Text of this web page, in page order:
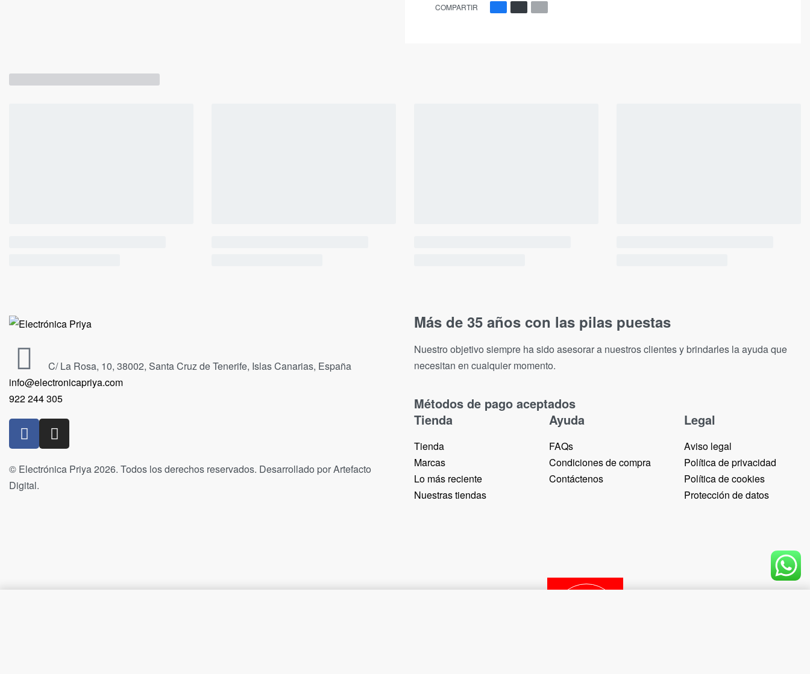
COMPARTIR
C/ La Rosa, 10, 38002, Santa Cruz de Tenerife, Islas Canarias, España
info@electronicapriya.com
922 244 305
© Electrónica Priya 2026. Todos los derechos reservados. Desarrollado por Artefacto
Digital.
Más de 35 años con las pilas puestas
Nuestro objetivo siempre ha sido asesorar a nuestros clientes y brindarles la ayuda que
necesitan en cualquier momento.
Métodos de pago aceptados
Tienda
Tienda
Marcas
Lo más reciente​
Nuestras tiendas​
Ayuda
FAQs
Condiciones de compra
Contáctenos
Legal
Aviso legal
Política de privacidad
Política de cookies
Protección de datos